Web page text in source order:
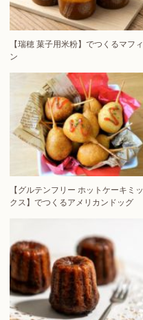
【瑞穂 菓子用米粉】でつくるマフィ
ン
【グルテンフリー ホットケーキミッ
クス】でつくるアメリカンドッグ